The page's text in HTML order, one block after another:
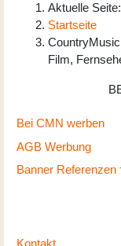
Aktuelle Seite:
Startseite
Film,
Bei CMN werben
AGB Werbung
Banner Referenzen